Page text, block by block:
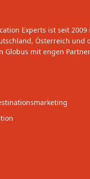
Experts ist seit
Österreich und
Globus mit engen